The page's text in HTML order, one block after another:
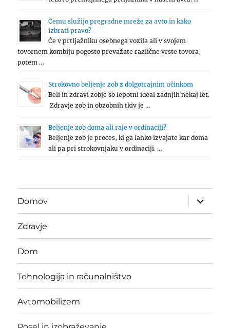
Čemu služijo pregradne mreže za avto in kako
izbrati pravo?
Če v prtljažniku osebnega vozila ali v svojem
tovornem kombiju pogosto prevažate različne vrste tovora,
potem …
Strokovno beljenje zob z dolgotrajnim učinkom
Beli in zdravi zobje so lepotni ideal zadnjih nekaj let.
Zdravje zob in obzobnih tkiv je …
Beljenje zob doma ali raje v ordinaciji?
Beljenje zob je proces, ki ga lahko izvajate kar doma
ali pa pri strokovnjaku v ordinaciji. …
Domov
expand
child
menu
Zdravje
Dom
Tehnologija in računalništvo
Avtomobilizem